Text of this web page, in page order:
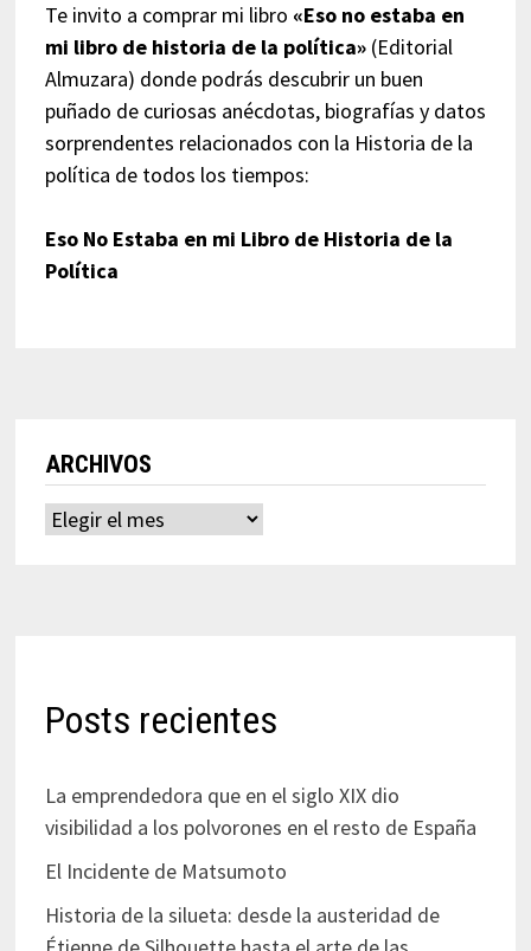
Te invito a comprar mi libro «Eso no estaba en
mi libro de historia de la política»(Editorial
Almuzara) donde podrás descubrir un buen
puñado de curiosas anécdotas, biografías y datos
sorprendentes relacionados con la Historia de la
política de todos los tiempos:
Eso No Estaba en mi Libro de Historia de la
Política
ARCHIVOS
Archivos
Posts recientes
La emprendedora que en el siglo XIX dio
visibilidad a los polvorones en el resto de España
El Incidente de Matsumoto
Historia de la silueta: desde la austeridad de